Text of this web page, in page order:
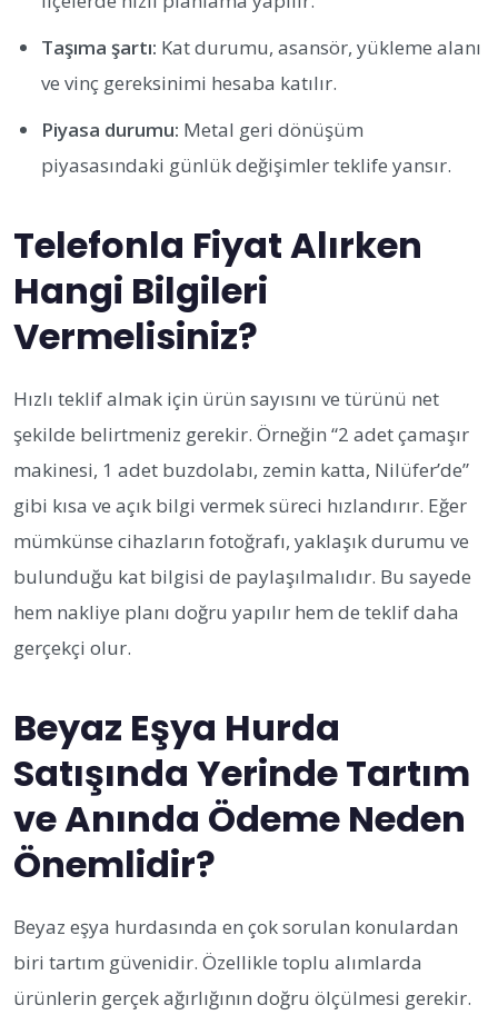
Taşıma şartı: Kat durumu, asansör, yükleme alanı
ve vinç gereksinimi hesaba katılır.
Piyasa durumu: Metal geri dönüşüm
piyasasındaki günlük değişimler teklife yansır.
Telefonla Fiyat Alırken
Hangi Bilgileri
Vermelisiniz?
Hızlı teklif almak için ürün sayısını ve türünü net
şekilde belirtmeniz gerekir. Örneğin “2 adet çamaşır
makinesi, 1 adet buzdolabı, zemin katta, Nilüfer’de”
gibi kısa ve açık bilgi vermek süreci hızlandırır. Eğer
mümkünse cihazların fotoğrafı, yaklaşık durumu ve
bulunduğu kat bilgisi de paylaşılmalıdır. Bu sayede
hem nakliye planı doğru yapılır hem de teklif daha
gerçekçi olur.
Beyaz Eşya Hurda
Satışında Yerinde Tartım
ve Anında Ödeme Neden
Önemlidir?
Beyaz eşya hurdasında en çok sorulan konulardan
biri tartım güvenidir. Özellikle toplu alımlarda
ürünlerin gerçek ağırlığının doğru ölçülmesi gerekir.